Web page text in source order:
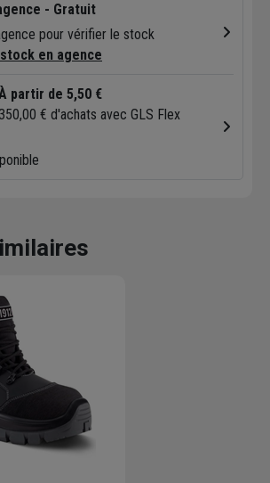
- Gratuit
pour vérifier le stock
en agence
partir de 5,50 €
€ d'achats avec GLS Flex